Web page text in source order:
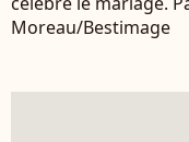
Moreau/Bestimage